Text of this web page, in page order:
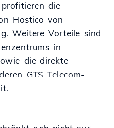
profitieren die
Hostico von
Weitere Vorteile sind
in
die direkte
GTS Telecom-